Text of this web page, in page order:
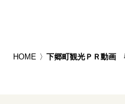
HOME 下郷町観光ＰＲ動画